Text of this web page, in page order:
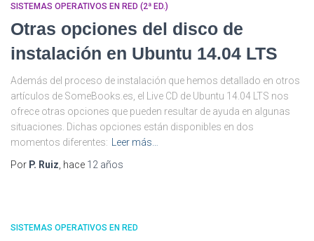
SISTEMAS OPERATIVOS EN RED (2ª ED.)
Otras opciones del disco de
instalación en Ubuntu 14.04 LTS
Además del proceso de instalación que hemos detallado en otros
artículos de SomeBooks.es, el Live CD de Ubuntu 14.04 LTS nos
ofrece otras opciones que pueden resultar de ayuda en algunas
situaciones. Dichas opciones están disponibles en dos
momentos diferentes:
Leer más…
Por P. Ruiz , hace 12 años
SISTEMAS OPERATIVOS EN RED